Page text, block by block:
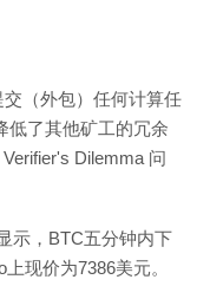
（外包）任何计算任
低了其他矿工的冗余
Dilemma 问
示，BTC五分钟内下
现价为7386美元。